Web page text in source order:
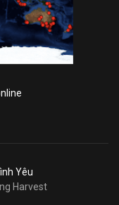
Yêu
Harvest